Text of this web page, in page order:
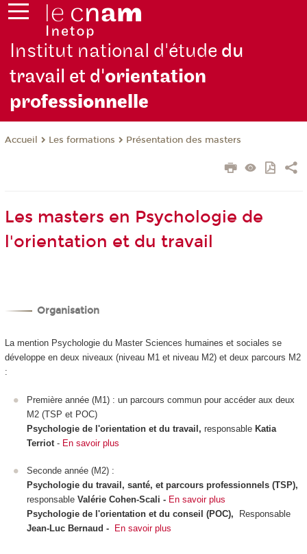
Institut national d'étude du
travail et d'orientation
professionnelle
Accueil Les formations Présentation des masters
Les masters en Psychologie de
l'orientation et du travail
Organisation
La mention Psychologie du Master Sciences humaines et sociales se
développe en deux niveaux (niveau M1 et niveau M2) et deux parcours M2
:
Première année (M1) : un parcours commun pour accéder aux deux
M2 (TSP et POC)
Psychologie de l'orientation et du travail, responsable Katia
Terriot - En savoir plus
Seconde année (M2) :
Psychologie du travail, santé, et parcours professionnels (TSP),
responsable Valérie Cohen-Scali - En savoir plus
Psychologie de l'orientation et du conseil (POC),
Responsable
Jean-Luc Bernaud -
En savoir plus